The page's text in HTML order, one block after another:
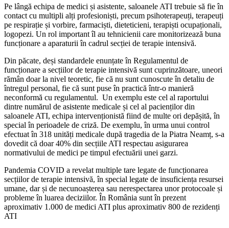
Pe lângă echipa de medici și asistente, saloanele ATI trebuie să fie în
contact cu multipli alți profesioniști, precum psihoterapeuți, terapeuți
pe respirație și vorbire, farmaciști, dieteticieni, terapiști ocupaționali,
logopezi. Un rol important îl au tehnicienii care monitorizează buna
funcționare a aparaturii în cadrul secției de terapie intensivă.
Din păcate, deși standardele enunțate în Regulamentul de
funcționare a secțiilor de terapie intensivă sunt cuprinzătoare, uneori
rămân doar la nivel teoretic, fie că nu sunt cunoscute în detaliu de
întregul personal, fie că sunt puse în practică într-o manieră
neconformă cu regulamentul. Un exemplu este cel al raportului
dintre numărul de asistente medicale și cel al pacienților din
saloanele ATI, echipa intervenționistă fiind de multe ori depășită, în
special în perioadele de criză. De exemplu, în urma unui control
efectuat în 318 unități medicale după tragedia de la Piatra Neamț, s-a
dovedit că doar 40% din secțiile ATI respectau asigurarea
normativului de medici pe timpul efectuării unei garzi.
Pandemia COVID a revelat multiple tare legate de funcționarea
secțiilor de terapie intensivă, în special legate de insuficiența resursei
umane, dar și de necunoașterea sau nerespectarea unor protocoale și
probleme în luarea deciziilor. În România sunt în prezent
aproximativ 1.000 de medici ATI plus aproximativ 800 de rezidenți
ATI